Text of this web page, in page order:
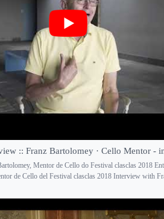
:: Franz Bartolomey · Cello Mentor -
Mentor de Cello do Festival clasclas 2018
de Cello del Festival clasclas 2018 Interview with